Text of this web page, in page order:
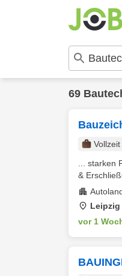
69
Vollzeit
...
&
Leipzig
vor 1